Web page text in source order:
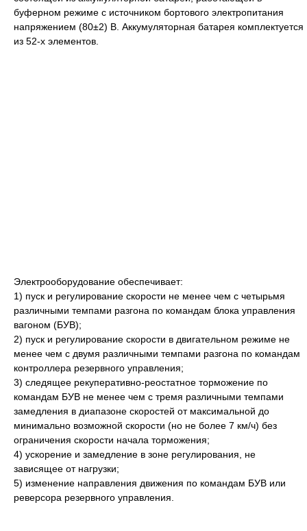
буферном режиме с источником бортового электропитания
напряжением (80±2) В. Аккумуляторная батарея комплектуется
из 52-х элементов.
Электрооборудование обеспечивает:
1) пуск и регулирование скорости не менее чем с четырьмя
различными темпами разгона по командам блока управления
вагоном (БУВ);
2) пуск и регулирование скорости в двигательном режиме не
менее чем с двумя различными темпами разгона по командам
контроллера резервного управления;
3) следящее рекуперативно-реостатное торможение по
командам БУВ не менее чем с тремя различными темпами
замедления в диапазоне скоростей от максимальной до
минимально возможной скорости (но не более 7 км/ч) без
ограничения скорости начала торможения;
4) ускорение и замедление в зоне регулирования, не
зависящее от нагрузки;
5) изменение направления движения по командам БУВ или
реверсора резервного управления.